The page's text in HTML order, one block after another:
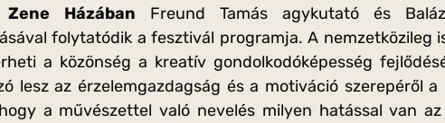
Zene Házában Freund Tamás agykutató és
folytatódik a fesztivál programja. A nemzetközileg
a közönség a kreatív gondolkodóképesség
lesz az érzelemgazdagság és a motiváció szerepéről a
a művészettel való nevelés milyen hatással van